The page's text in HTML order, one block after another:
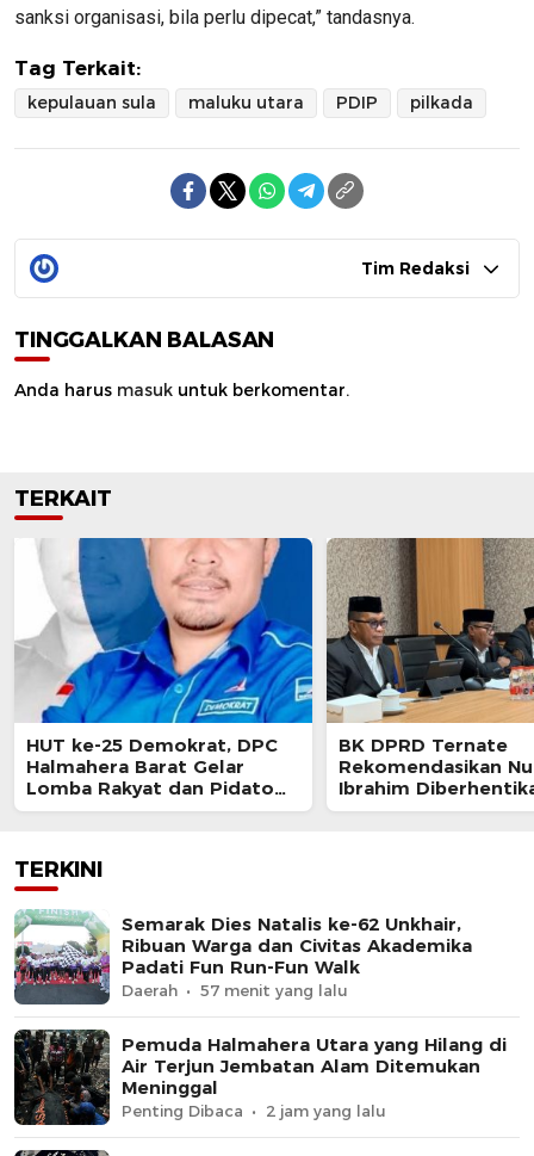
sanksi organisasi, bila perlu dipecat,” tandasnya.
Tag Terkait:
kepulauan sula maluku utara PDIP pilkada
Tim Redaksi
TINGGALKAN BALASAN
Anda harus masuk untuk berkomentar.
TERKAIT
HUT ke-25 Demokrat, DPC
Halmahera Barat Gelar
Lomba Rakyat dan Pidato
AHY Muda
BK DPRD Ternate
Rekomendasikan
Ibrahim
Akibat Pelanggaran
TERKINI
Semarak Dies Natalis ke-62 Unkhair,
Ribuan Warga dan Civitas Akademika
Padati Fun Run-Fun Walk
Daerah 57 menit yang lalu
Pemuda Halmahera Utara yang Hilang di
Air Terjun Jembatan Alam Ditemukan
Meninggal
Penting Dibaca 2 jam yang lalu